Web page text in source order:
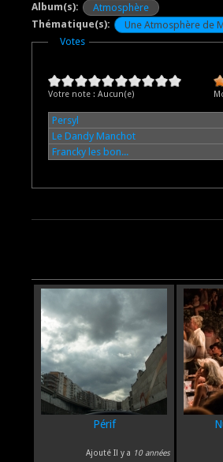
Album(s):
Atmosphère
Thématique(s):
Une Atmosphère de
Masquer
Votes
Votre note : Aucun(e)
Persyl
Le Dandy Manchot
Francky les bon...
Périf
Ajouté Il y a 10 années